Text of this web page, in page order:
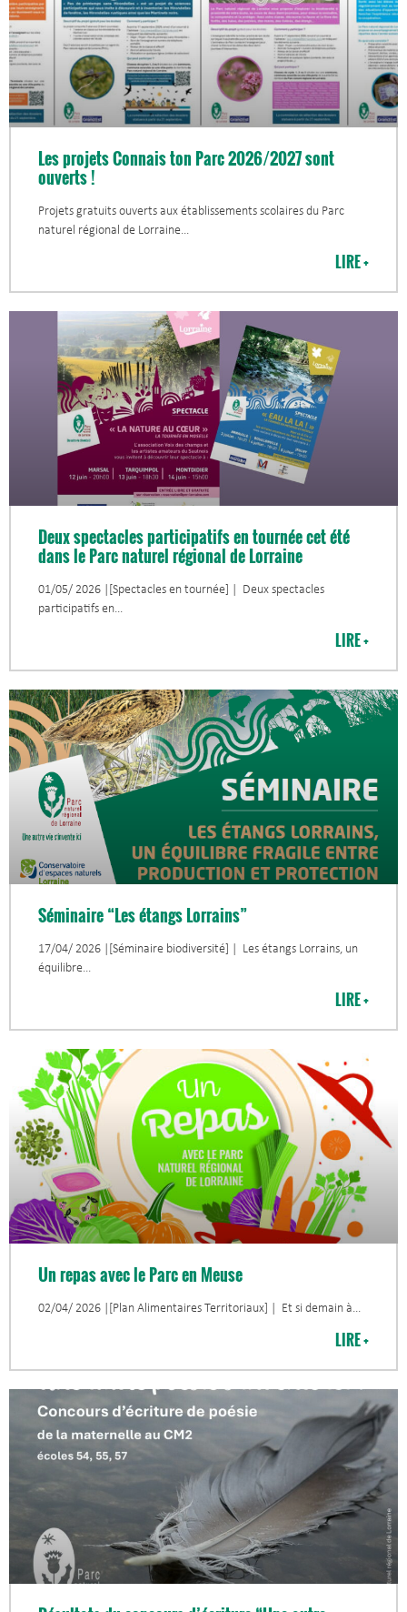
Les projets Connais ton Parc 2026/2027 sont
ouverts !
Projets gratuits ouverts aux établissements scolaires du Parc
naturel régional de Lorraine
LIRE +
Deux spectacles participatifs en tournée cet été
dans le Parc naturel régional de Lorraine
01/05/ 2026 |[Spectacles en tournée] | Deux spectacles
participatifs en
LIRE +
Séminaire “Les étangs Lorrains”
17/04/ 2026 |[Séminaire biodiversité] | Les étangs Lorrains, un
équilibre
LIRE +
Un repas avec le Parc en Meuse
02/04/ 2026 |[Plan Alimentaires Territoriaux] | Et si demain à
LIRE +